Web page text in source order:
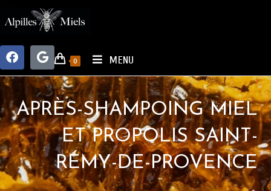
0 MENU
APRÈS-SHAMPOING MIEL
ET PROPOLIS SAINT-
RÉMY-DE-PROVENCE